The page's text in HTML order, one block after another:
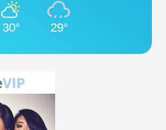
30° 29°